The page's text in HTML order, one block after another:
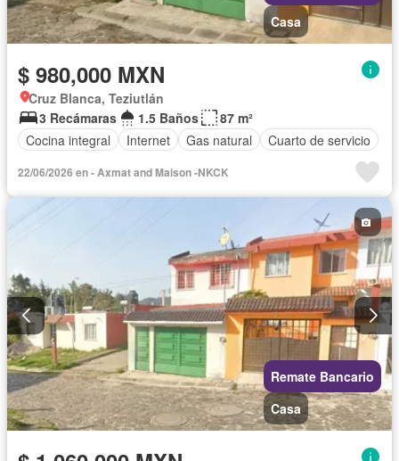
Casa
$ 980,000 MXN
Cruz Blanca, Teziutlán
3 Recámaras
1.5 Baños
87 m²
Cocina integral
Internet Gas natural Cuarto de servicio
22/06/2026 en - Axmat and Maison -NKCK
Remate Bancario
Casa